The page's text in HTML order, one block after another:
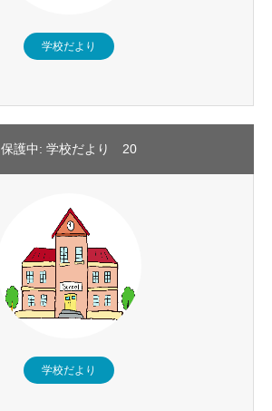
学校だより
保護中: 学校だより 20
学校だより